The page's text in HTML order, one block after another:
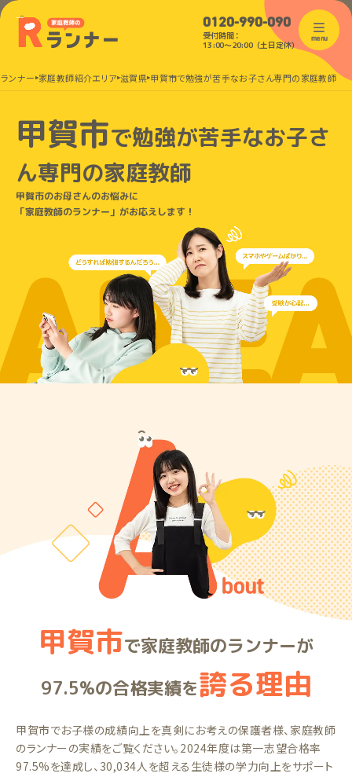
0120-990-090
受付時間：
13:00〜20:00（土日定休）
menu
ンナー 家庭教師紹介エリア 滋賀県 甲賀市で勉強が苦手なお子さん専門の家庭教師
甲賀市で勉強が苦手なお子さ
ん専門の家庭教師
甲賀市のお母さんのお悩みに
「家庭教師のランナー」がお応えします！
甲賀市で家庭教師のランナーが
97.5%の合格実績を誇る理由
甲賀市でお子様の成績向上を真剣にお考えの保護者様、家庭教師
のランナーの実績をご覧ください。2024年度は第一志望合格率
97.5%を達成し、30,034人を超える生徒様の学力向上をサポート